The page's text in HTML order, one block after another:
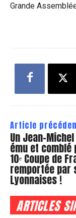
Grande
Article
Un Jean-
ému et comblé
10ᵉ Coupe de
remportée par
Lyonnaises !
ARTICLES